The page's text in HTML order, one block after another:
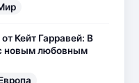
Кейт Гарравей: В
новым любовным